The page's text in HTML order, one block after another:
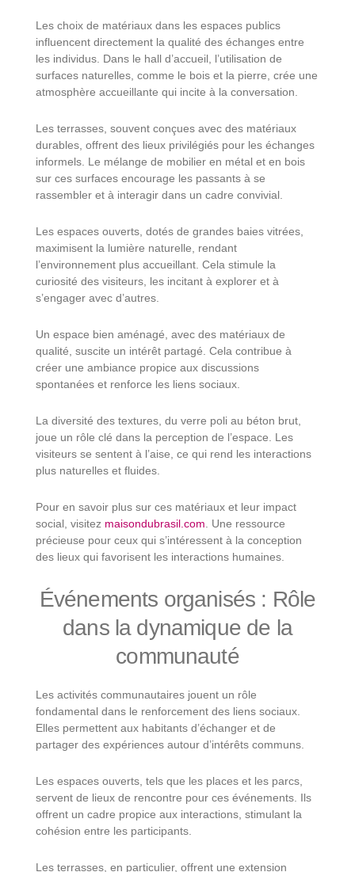
Les choix de matériaux dans les espaces publics
influencent directement la qualité des échanges entre
les individus. Dans le hall d’accueil, l’utilisation de
surfaces naturelles, comme le bois et la pierre, crée une
atmosphère accueillante qui incite à la conversation.
Les terrasses, souvent conçues avec des matériaux
durables, offrent des lieux privilégiés pour les échanges
informels. Le mélange de mobilier en métal et en bois
sur ces surfaces encourage les passants à se
rassembler et à interagir dans un cadre convivial.
Les espaces ouverts, dotés de grandes baies vitrées,
maximisent la lumière naturelle, rendant
l’environnement plus accueillant. Cela stimule la
curiosité des visiteurs, les incitant à explorer et à
s’engager avec d’autres.
Un espace bien aménagé, avec des matériaux de
qualité, suscite un intérêt partagé. Cela contribue à
créer une ambiance propice aux discussions
spontanées et renforce les liens sociaux.
La diversité des textures, du verre poli au béton brut,
joue un rôle clé dans la perception de l’espace. Les
visiteurs se sentent à l’aise, ce qui rend les interactions
plus naturelles et fluides.
Pour en savoir plus sur ces matériaux et leur impact
social, visitez maisondubrasil.com . Une ressource
précieuse pour ceux qui s’intéressent à la conception
des lieux qui favorisent les interactions humaines.
Événements organisés : Rôle
dans la dynamique de la
communauté
Les activités communautaires jouent un rôle
fondamental dans le renforcement des liens sociaux.
Elles permettent aux habitants d’échanger et de
partager des expériences autour d’intérêts communs.
Les espaces ouverts, tels que les places et les parcs,
servent de lieux de rencontre pour ces événements. Ils
offrent un cadre propice aux interactions, stimulant la
cohésion entre les participants.
Les terrasses, en particulier, offrent une extension